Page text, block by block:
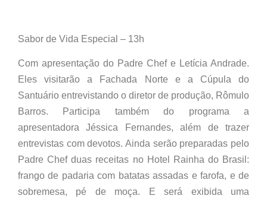
Sabor de Vida Especial – 13h
Com apresentação do Padre Chef e Letícia Andrade.
Eles visitarão a Fachada Norte e a Cúpula do
Santuário entrevistando o diretor de produção, Rômulo
Barros. Participa também do programa a
apresentadora Jéssica Fernandes, além de trazer
entrevistas com devotos. Ainda serão preparadas pelo
Padre Chef duas receitas no Hotel Rainha do Brasil:
frango de padaria com batatas assadas e farofa, e de
sobremesa, pé de moça. E será exibida uma